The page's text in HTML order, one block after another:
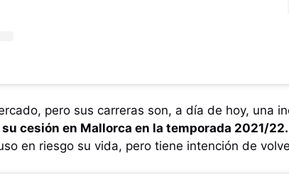
pero sus carreras son, a día de hoy, una
cesión en Mallorca en la temporada 2021/22.
en riesgo su vida, pero tiene intención de